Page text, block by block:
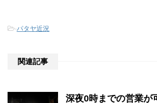
-パタヤ近況
関連記事
深夜0時までの営業が